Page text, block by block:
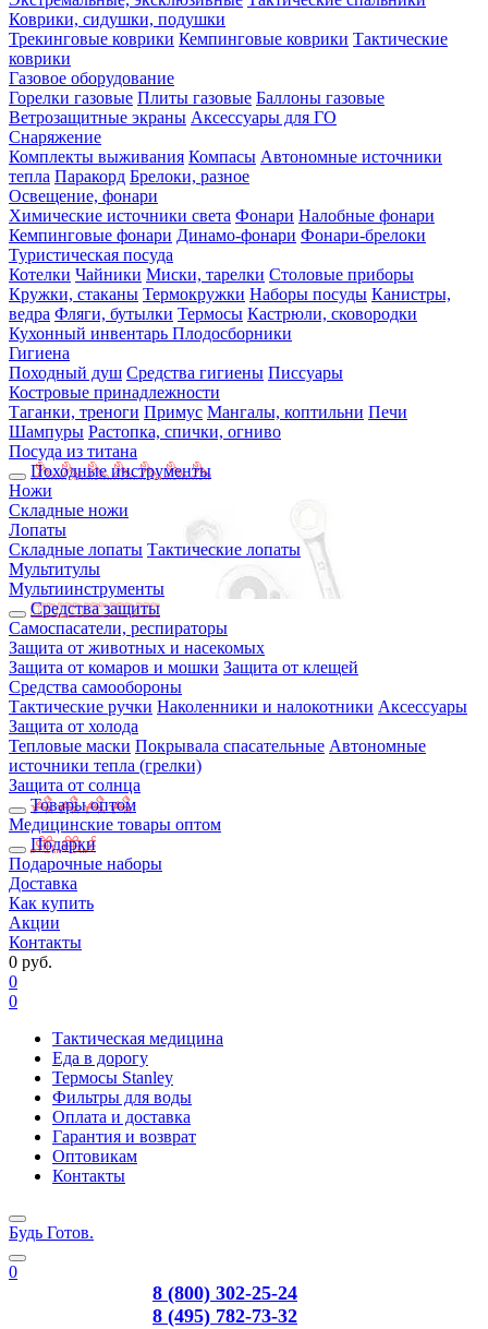
Коврики, сидушки, подушки
Трекинговые коврики Кемпинговые коврики Тактические
коврики
Газовое оборудование
Горелки газовые Плиты газовые Баллоны газовые
Ветрозащитные экраны Аксессуары для ГО
Снаряжение
Комплекты выживания Компасы Автономные источники
тепла Паракорд Брелоки, разное
Освещение, фонари
Химические источники света Фонари Налобные фонари
Кемпинговые фонари Динамо-фонари Фонари-брелоки
Туристическая посуда
Котелки Чайники Миски, тарелки Столовые приборы
Кружки, стаканы Термокружки Наборы посуды Канистры,
ведра Фляги, бутылки Термосы Кастрюли, сковородки
Кухонный инвентарь Плодосборники
Гигиена
Походный душ Средства гигиены Писсуары
Костровые принадлежности
Таганки, треноги Примус Мангалы, коптильни Печи
Шампуры Растопка, спички, огниво
Посуда из титана
Походные инструменты
Ножи
Складные ножи
Лопаты
Складные лопаты Тактические лопаты
Мультитулы
Мультиинструменты
Средства защиты
Самоспасатели, респираторы
Защита от животных и насекомых
Защита от комаров и мошки Защита от клещей
Средства самообороны
Тактические ручки Наколенники и налокотники Аксессуары
Защита от холода
Тепловые маски Покрывала спасательные Автономные
источники тепла (грелки)
Защита от солнца
Товары оптом
Медицинские товары оптом
Подарки
Подарочные наборы
Доставка
Как купить
Акции
Контакты
0 руб.
0
0
Тактическая медицина
Еда в дорогу
Термосы Stanley
Фильтры для воды
Оплата и доставка
Гарантия и возврат
Оптовикам
Контакты
Будь Готов.
0
8 (800) 302-25-24
8 (495) 782-73-32